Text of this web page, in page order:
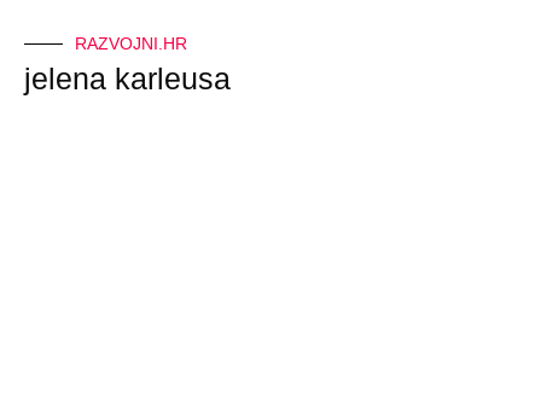
RAZVOJNI.HR
jelena karleusa